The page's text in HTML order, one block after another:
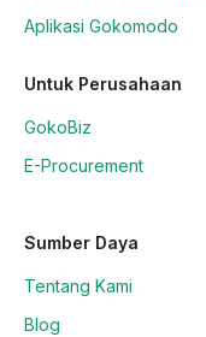
Aplikasi Gokomodo
Untuk Perusahaan
GokoBiz
E-Procurement
Sumber Daya
Tentang Kami
Blog